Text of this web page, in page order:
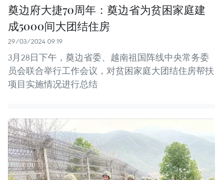
奠边府大捷70周年：奠边省为贫困家庭建
成5000间大团结住房
29/03/2024 09:19
3月28日下午，奠边省委、越南祖国阵线中央常务委
员会联合举行工作会议，对贫困家庭大团结住房帮扶
项目实施情况进行总结